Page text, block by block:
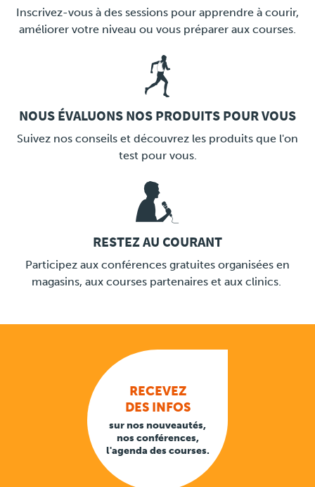
Inscrivez-vous à des sessions pour apprendre à courir,
améliorer votre niveau ou vous préparer aux courses.
LINK
NOUS ÉVALUONS NOS PRODUITS POUR VOUS
Suivez nos conseils et découvrez les produits que l'on
test pour vous.
RESTEZ AU COURANT
Participez aux conférences gratuites organisées en
magasins, aux courses partenaires et aux clinics.
RECEVEZ
DES INFOS
sur nos nouveautés,
nos conférences,
l'agenda des courses.